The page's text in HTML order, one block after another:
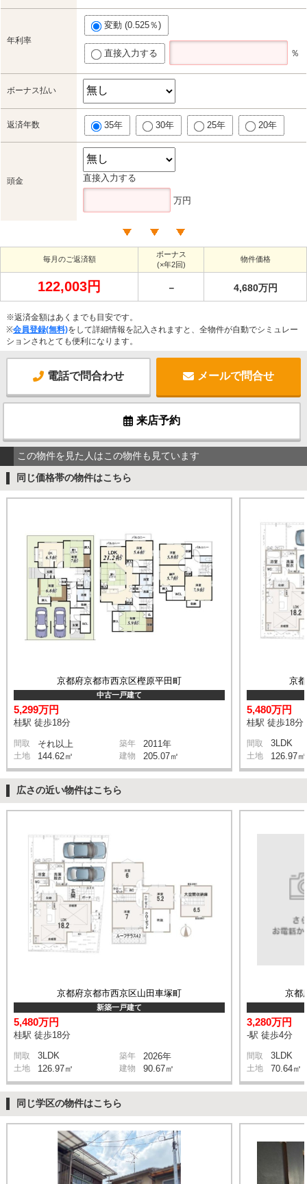
年利率
変動 (0.525％)
直接入力する ％
ボーナス払い
返済年数 35年 30年 25年 20年
頭金 直接入力する
万円
毎月のご返済額
ボーナス
(×年2回)
物件価格
122,003円 － 4,680万円
※返済金額はあくまでも目安です。
※会員登録(無料)をして詳細情報を記入されますと、全物件が自動でシミュレー
ションされとても便利になります。
電話で問合わせ メールで問合せ
来店予約
この物件を見た人はこの物件も見ています
同じ価格帯の物件はこちら
京都府京都市西京区樫原平田町
中古一戸建て
5,299万円
桂駅 徒歩18分
間取 それ以上 築年 2011年
土地 144.62㎡ 建物 205.07㎡
京
5,480万円
桂駅 徒歩18分
間取 3LDK
土地 126.97㎡
広さの近い物件はこちら
京都府京都市西京区山田車塚町
新築一戸建て
5,480万円
桂駅 徒歩18分
間取 3LDK 築年 2026年
土地 126.97㎡ 建物 90.67㎡
京都
3,280万円
-駅 徒歩4分
間取 3LDK
土地 70.64㎡
同じ学区の物件はこちら